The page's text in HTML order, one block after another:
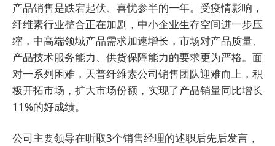
产品销售是跌宕起伏、喜忧参半的一年。受疫情影响，
纤维素行业整合正在加剧，中小企业生存空间进一步压
缩，中高端领域产品需求加速增长，市场对产品质量、
产品技术服务能力、供货保障能力的要求更为严格。面
对一系列困难，天普纤维素公司销售团队迎难而上，积
极开拓市场，扩大市场份额，实现了产品销量同比增长
11%的好成绩。
公司主要领导在听取3个销售经理的述职后先后发言，